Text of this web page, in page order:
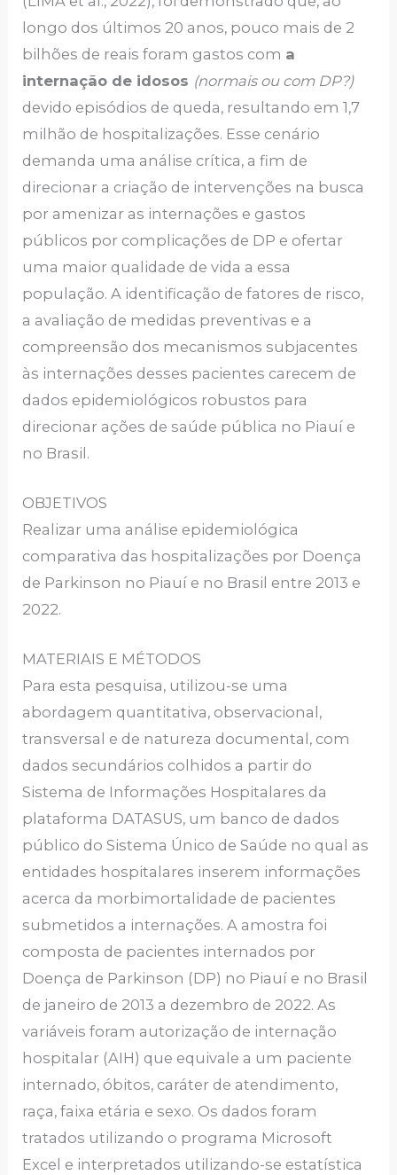
longo dos últimos 20 anos, pouco mais de 2
bilhões de reais foram gastos com a
internação de idosos (normais ou com DP?)
devido episódios de queda, resultando em 1,7
milhão de hospitalizações. Esse cenário
demanda uma análise crítica, a fim de
direcionar a criação de intervenções na busca
por amenizar as internações e gastos
públicos por complicações de DP e ofertar
uma maior qualidade de vida a essa
população. A identificação de fatores de risco,
a avaliação de medidas preventivas e a
compreensão dos mecanismos subjacentes
às internações desses pacientes carecem de
dados epidemiológicos robustos para
direcionar ações de saúde pública no Piauí e
no Brasil.
OBJETIVOS
Realizar uma análise epidemiológica
comparativa das hospitalizações por Doença
de Parkinson no Piauí e no Brasil entre 2013 e
2022.
MATERIAIS E MÉTODOS
Para esta pesquisa, utilizou-se uma
abordagem quantitativa, observacional,
transversal e de natureza documental, com
dados secundários colhidos a partir do
Sistema de Informações Hospitalares da
plataforma DATASUS, um banco de dados
público do Sistema Único de Saúde no qual as
entidades hospitalares inserem informações
acerca da morbimortalidade de pacientes
submetidos a internações. A amostra foi
composta de pacientes internados por
Doença de Parkinson (DP) no Piauí e no Brasil
de janeiro de 2013 a dezembro de 2022. As
variáveis foram autorização de internação
hospitalar (AIH) que equivale a um paciente
internado, óbitos, caráter de atendimento,
raça, faixa etária e sexo. Os dados foram
tratados utilizando o programa Microsoft
Excel e interpretados utilizando-se estatística